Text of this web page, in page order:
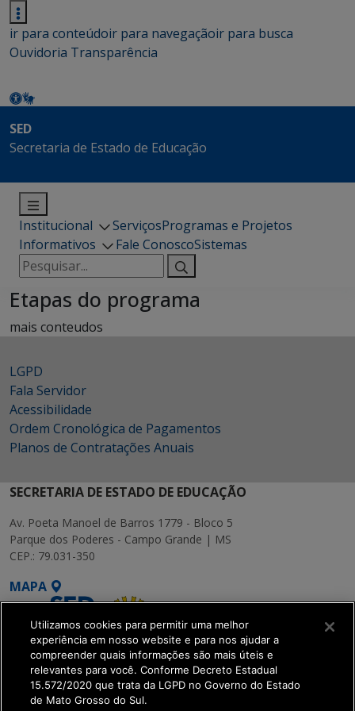
ir para conteúdoir para navegaçãoir para busca
Ouvidoria Transparência
SED
Secretaria de Estado de Educação
Institucional ServiçosProgramas e Projetos
Informativos
Fale ConoscoSistemas
Pesquisar
por:
Etapas do programa
mais conteudos
LGPD
Fala Servidor
Acessibilidade
Ordem Cronológica de Pagamentos
Planos de Contratações Anuais
SECRETARIA DE ESTADO DE EDUCAÇÃO
Av. Poeta Manoel de Barros 1779 - Bloco 5
Parque dos Poderes - Campo Grande | MS
CEP.: 79.031-350
MAPA
SETDIG | Secretaria-
Utilizamos cookies para permitir uma melhor
experiência em nosso website e para nos ajudar a
compreender quais informações são mais úteis e
relevantes para você. Conforme Decreto Estadual
15.572/2020 que trata da LGPD no Governo do Estado
de Mato Grosso do Sul.